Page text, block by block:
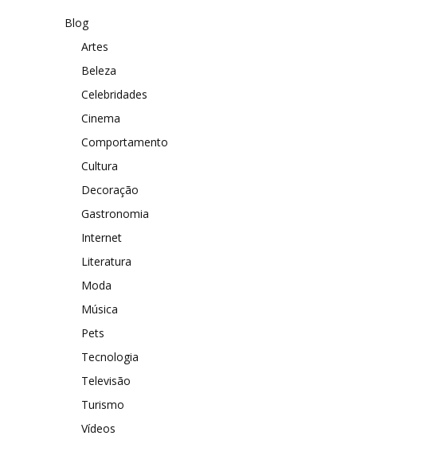
Blog
Artes
Beleza
Celebridades
Cinema
Comportamento
Cultura
Decoração
Gastronomia
Internet
Literatura
Moda
Música
Pets
Tecnologia
Televisão
Turismo
Vídeos